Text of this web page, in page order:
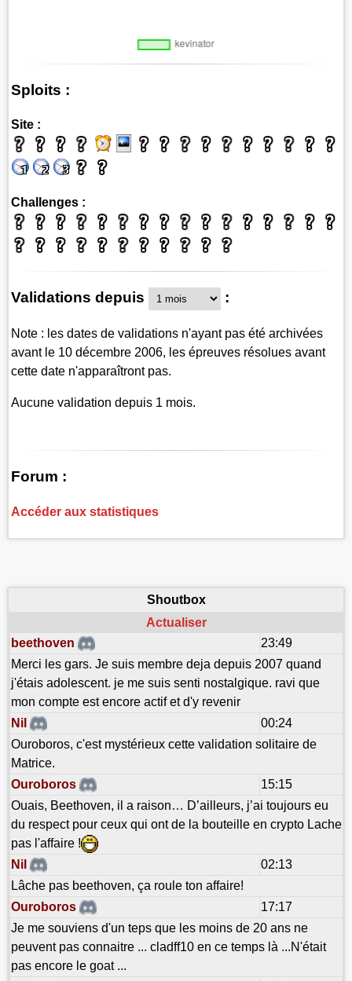
Sploits :
Site :
Challenges :
Validations depuis :
Note : les dates de validations n'ayant pas été archivées
avant le 10 décembre 2006, les épreuves résolues avant
cette date n'apparaîtront pas.
Aucune validation depuis 1 mois.
Forum :
Accéder aux statistiques
Shoutbox
Actualiser
beethoven
23:49
Merci les gars. Je suis membre deja depuis 2007 quand
j'étais adolescent. je me suis senti nostalgique. ravi que
mon compte est encore actif et d'y revenir
Nil
00:24
Ouroboros, c'est mystérieux cette validation solitaire de
Matrice.
Ouroboros
15:15
Ouais, Beethoven, il a raison… D’ailleurs, j’ai toujours eu
du respect pour ceux qui ont de la bouteille en crypto Lache
pas l'affaire !
Nil
02:13
Lâche pas beethoven, ça roule ton affaire!
Ouroboros
17:17
Je me souviens d'un teps que les moins de 20 ans ne
peuvent pas connaitre ... cladff10 en ce temps là ...N'était
pas encore le goat ...